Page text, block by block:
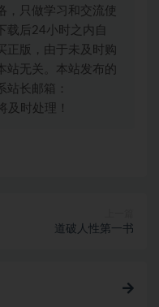
，只做学习和交流使
载后24小时之内自
正版，由于未及时购
站无关。本站发布的
站长邮箱：
及时处理！
道破人性第一书